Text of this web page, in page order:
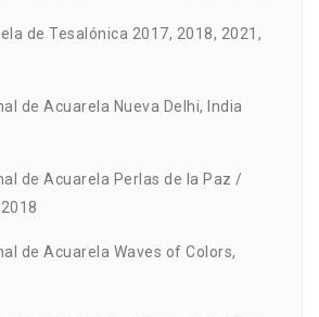
de Tesalónica 2017, 2018, 2021,
de Acuarela Nueva Delhi, India
de Acuarela Perlas de la Paz /
de Acuarela Waves of Colors,